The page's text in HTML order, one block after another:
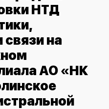
НТД
связи на
АО «НК